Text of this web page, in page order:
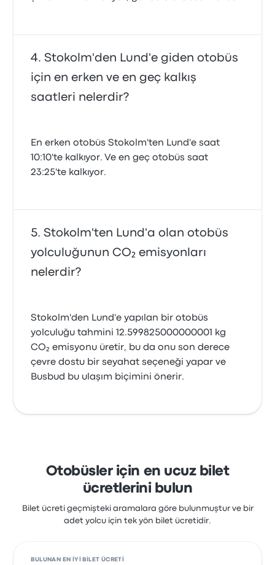
Stokolm'den Lund'e giden otobüs
için en erken ve en geç kalkış
saatleri nelerdir?
En erken otobüs Stokolm'ten Lund'e saat
10:10'te kalkıyor. Ve en geç otobüs saat
23:25'te kalkıyor.
Stokolm'ten Lund'a olan otobüs
yolculuğunun CO₂ emisyonları
nelerdir?
Stokolm'den Lund'e yapılan bir otobüs
yolculuğu tahmini 12.599825000000001 kg
CO₂ emisyonu üretir, bu da onu son derece
çevre dostu bir seyahat seçeneği yapar ve
Busbud bu ulaşım biçimini önerir.
Otobüsler için en ucuz bilet
ücretlerini bulun
Bilet ücreti geçmişteki aramalara göre bulunmuştur ve bir
adet yolcu için tek yön bilet ücretidir.
BULUNAN EN IYI BILET ÜCRETI